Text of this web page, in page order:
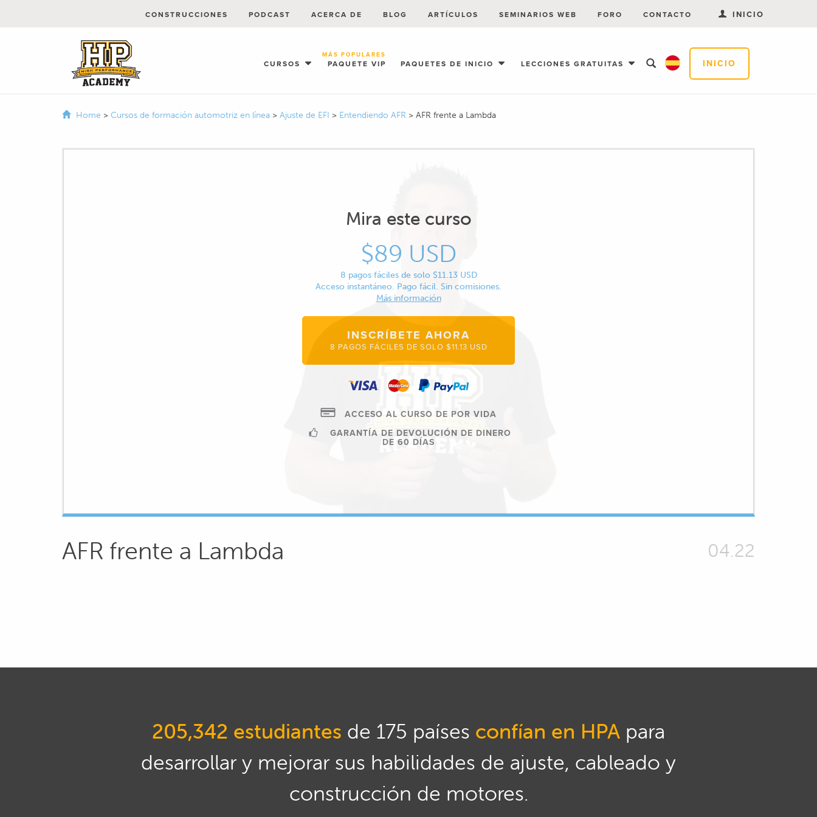
INICIO
CURSOS PAQUETE VIP
MÁS POPULARES
PAQUETES DE INICIO LECCIONES GRATUITAS
CONSTRUCCIONES PODCAST ACERCA DE BLOG ARTÍCULOS SEMINARIOS WEB FORO CONTACTO INICIO
Home > Cursos de formación automotriz en línea > Ajuste de EFI > Entendiendo AFR > AFR frente a Lambda
Mira este curso
$89 USD
8 pagos fáciles de solo $11.13 USD
Acceso instantáneo. Pago fácil. Sin comisiones.
Más información
INSCRÍBETE AHORA
8 PAGOS FÁCILES DE SOLO $11.13 USD
ACCESO AL CURSO DE POR VIDA
GARANTÍA DE DEVOLUCIÓN DE DINERO
DE 60 DÍAS
AFR frente a Lambda 04.22
205,342 estudiantes de 175 países confían en HPA para
desarrollar y mejorar sus habilidades de ajuste, cableado y
construcción de motores.